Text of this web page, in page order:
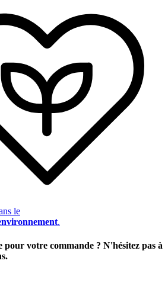
le
.
pour votre commande ? N'hésitez pas à